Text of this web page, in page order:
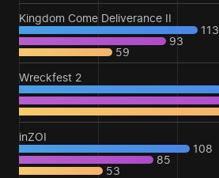
Kingdom Come Deliverance II
113
93
59
Wreckfest 2
inZOI
108
85
53